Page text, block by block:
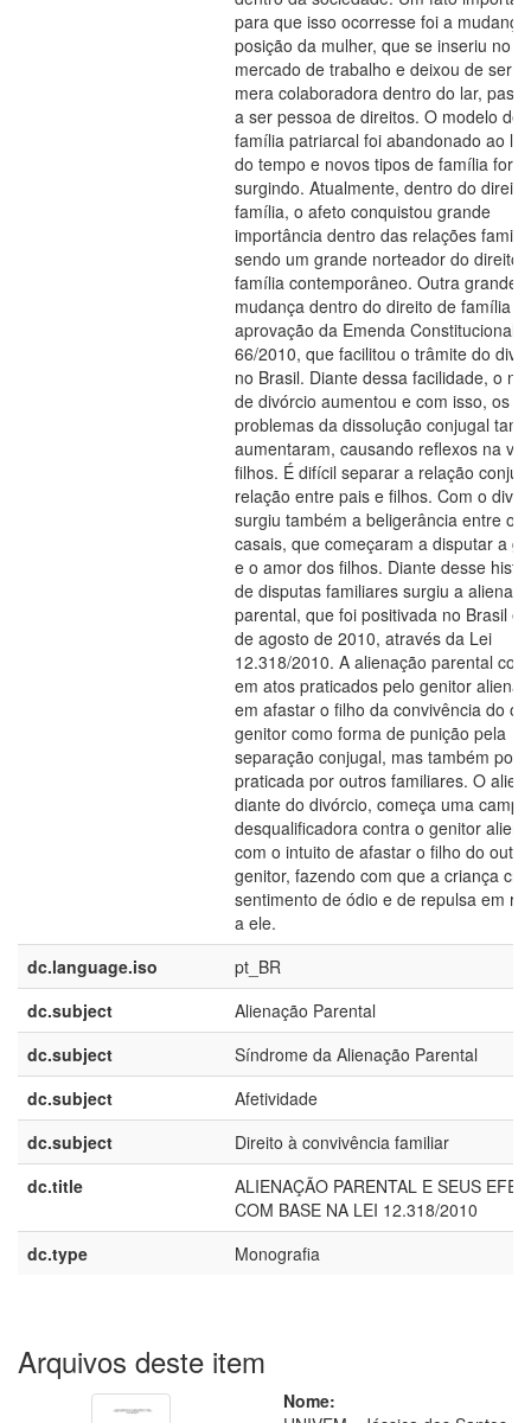
para que isso ocorresse foi a
posição da mulher, que se inseriu no
mercado de trabalho e deixou de ser
mera colaboradora dentro do lar,
a ser pessoa de direitos. O modelo de
família patriarcal foi abandonado ao
do tempo e novos tipos de família
surgindo. Atualmente, dentro do
família, o afeto conquistou grande
importância dentro das relações
sendo um grande norteador do direito
família contemporâneo. Outra grande
mudança dentro do direito de família
aprovação da Emenda Constitucional
66/2010, que facilitou o trâmite do
no Brasil. Diante dessa facilidade, o
de divórcio aumentou e com isso, os
problemas da dissolução conjugal
aumentaram, causando reflexos na
filhos. É difícil separar a relação
relação entre pais e filhos. Com o
surgiu também a beligerância entre os
casais, que começaram a disputar a
e o amor dos filhos. Diante desse
de disputas familiares surgiu a
parental, que foi positivada no Brasil
de agosto de 2010, através da Lei
12.318/2010. A alienação parental
em atos praticados pelo genitor
em afastar o filho da convivência do
genitor como forma de punição pela
separação conjugal, mas também
praticada por outros familiares. O
diante do divórcio, começa uma
desqualificadora contra o genitor
com o intuito de afastar o filho do outro
genitor, fazendo com que a criança
sentimento de ódio e de repulsa em
a ele.
dc.language.iso
pt_BR
dc.subject
Alienação Parental
dc.subject
Síndrome da Alienação Parental
dc.subject
Afetividade
dc.subject
Direito à convivência familiar
dc.title
ALIENAÇÃO PARENTAL E SEUS
COM BASE NA LEI 12.318/2010
dc.type
Monografia
Arquivos deste item
Nome: